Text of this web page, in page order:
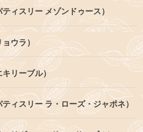
ィスリー メゾンドゥース）
ウラ）
キリーブル）
ィスリー ラ・ローズ・ジャポネ）